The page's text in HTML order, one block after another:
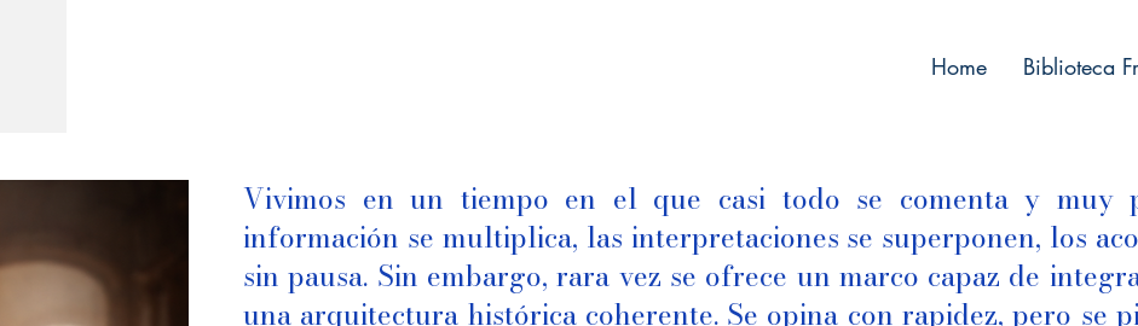
Home Biblioteca
Vivimos en un tiempo en el que casi todo se comenta y muy
información se multiplica, las interpretaciones se superponen, los
sin pausa. Sin embargo, rara vez se ofrece un marco capaz de
una arquitectura histórica coherente. Se opina con rapidez, pero se